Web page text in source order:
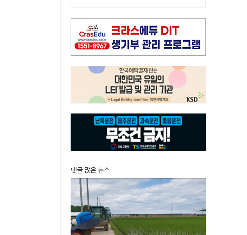
댓글 많은 뉴스